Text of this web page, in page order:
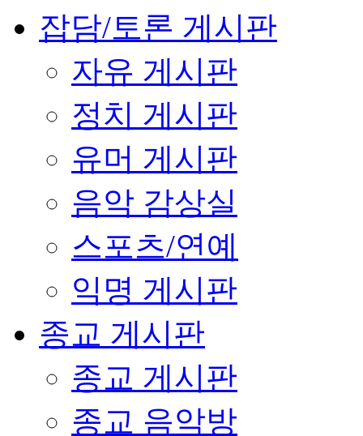
잡담/토론 게시판
자유 게시판
정치 게시판
유머 게시판
음악 감상실
스포츠/연예
익명 게시판
종교 게시판
종교 게시판
종교 음악방